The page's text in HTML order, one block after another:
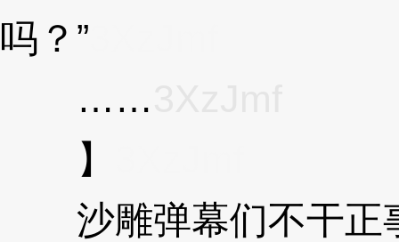
吗？”
……
】
沙雕弹幕们不干正